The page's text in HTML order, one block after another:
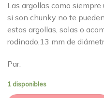
Las argollas como
si son chunky no te
estas argollas, solas o
rodinado,13 mm de
Par.
1 disponibles